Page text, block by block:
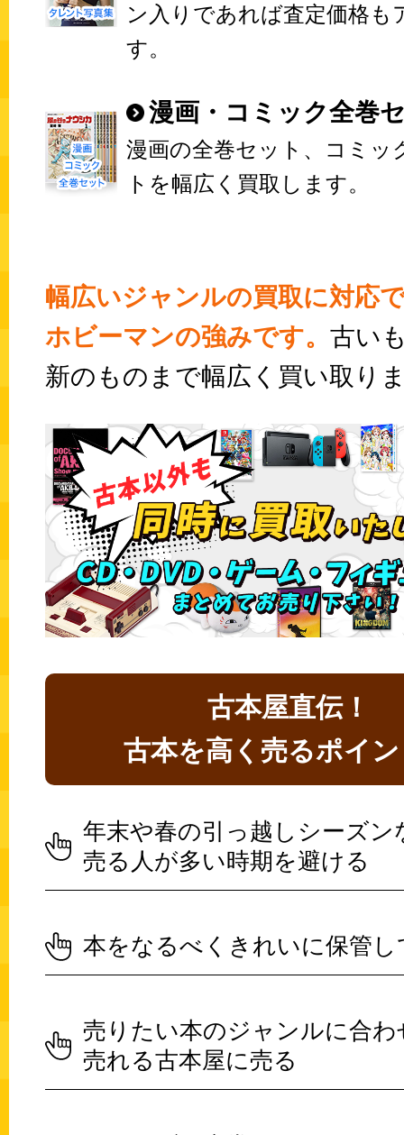
ン入りであれば査定価格も
す。
漫画・コミック全巻
漫画の全巻セット、コミッ
トを幅広く買取します。
幅広いジャンルの買取に対応
ホビーマンの強みです。 古い
新のものまで幅広く買い取り
古本屋直伝！
古本を高く売るポイ
年末や春の引っ越しシーズン
売る人が多い時期を避ける
本をなるべくきれいに保管し
売りたい本のジャンルに合わ
売れる古本屋に売る